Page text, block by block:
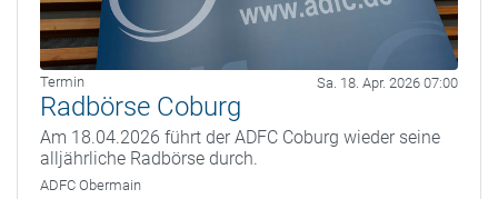
Termin Sa. 18. Apr. 2026 07:00
Radbörse Coburg
Am 18.04.2026 führt der ADFC Coburg wieder seine
alljährliche Radbörse durch.
ADFC Obermain